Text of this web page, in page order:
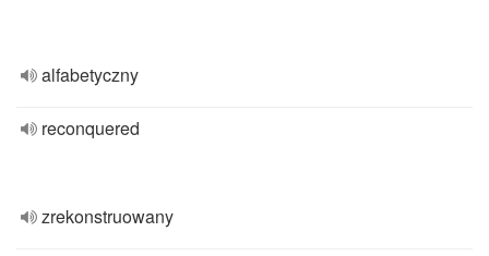
alfabetyczny
reconquered
zrekonstruowany